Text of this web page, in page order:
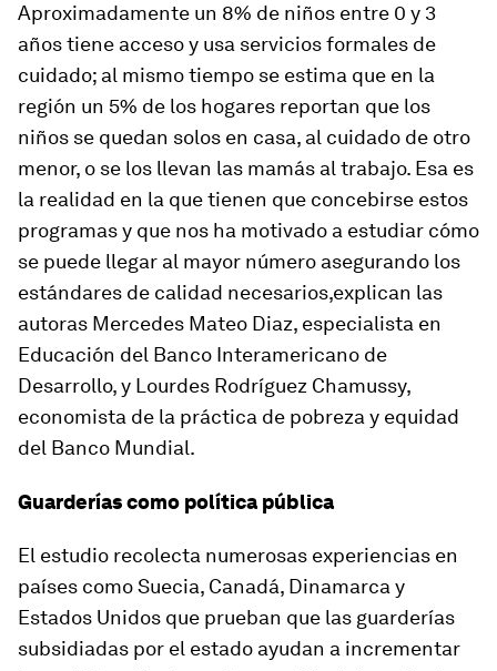
Aproximadamente un 8% de niños entre 0 y 3
años tiene acceso y usa servicios formales de
cuidado; al mismo tiempo se estima que en la
región un 5% de los hogares reportan que los
niños se quedan solos en casa, al cuidado de otro
menor, o se los llevan las mamás al trabajo. Esa es
la realidad en la que tienen que concebirse estos
programas y que nos ha motivado a estudiar cómo
se puede llegar al mayor número asegurando los
estándares de calidad necesarios,explican las
autoras Mercedes Mateo Diaz, especialista en
Educación del Banco Interamericano de
Desarrollo, y Lourdes Rodríguez Chamussy,
economista de la práctica de pobreza y equidad
del Banco Mundial.
Guarderías como política pública
El estudio recolecta numerosas experiencias en
países como Suecia, Canadá, Dinamarca y
Estados Unidos que prueban que las guarderías
subsidiadas por el estado ayudan a incrementar